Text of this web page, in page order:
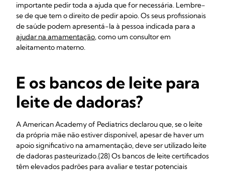
importante pedir toda a ajuda que for necessária. Lembre-
se de que tem o direito de pedir apoio. Os seus profissionais
de saúde podem apresentá-la à pessoa indicada para a
ajudar na amamentação, como um consultor em
aleitamento materno.
E os bancos de leite para
leite de dadoras?
A American Academy of Pediatrics declarou que, se o leite
da própria mãe não estiver disponível, apesar de haver um
apoio significativo na amamentação, deve ser utilizado leite
de dadoras pasteurizado.{28} Os bancos de leite certificados
têm elevados padrões para avaliar e testar potenciais